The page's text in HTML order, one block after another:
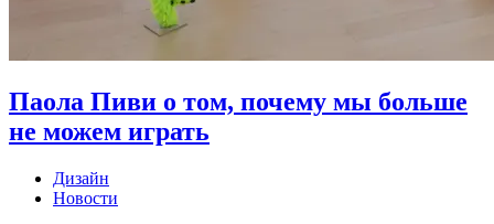
Паола Пиви о том, почему мы больше
не можем играть
Дизайн
Новости